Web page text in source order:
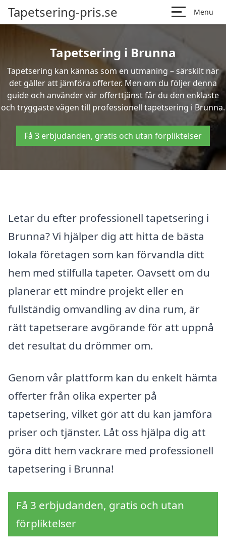
Tapetsering-pris.se Menu
Tapetsering i Brunna
Tapetsering kan kännas som en utmaning – särskilt när
det gäller att jämföra offerter. Men om du följer denna
guide och använder vår offerttjänst får du den enklaste
och tryggaste vägen till professionell tapetsering i Brunna.
Få 3 erbjudanden, gratis och utan förpliktelser
Letar du efter professionell tapetsering i
Brunna? Vi hjälper dig att hitta de bästa
lokala företagen som kan förvandla ditt
hem med stilfulla tapeter. Oavsett om du
planerar ett mindre projekt eller en
fullständig omvandling av dina rum, är
rätt tapetserare avgörande för att uppnå
det resultat du drömmer om.
Genom vår plattform kan du enkelt hämta
offerter från olika experter på
tapetsering, vilket gör att du kan jämföra
priser och tjänster. Låt oss hjälpa dig att
göra ditt hem vackrare med professionell
tapetsering i Brunna!
Få 3 erbjudanden, gratis och utan
förpliktelser